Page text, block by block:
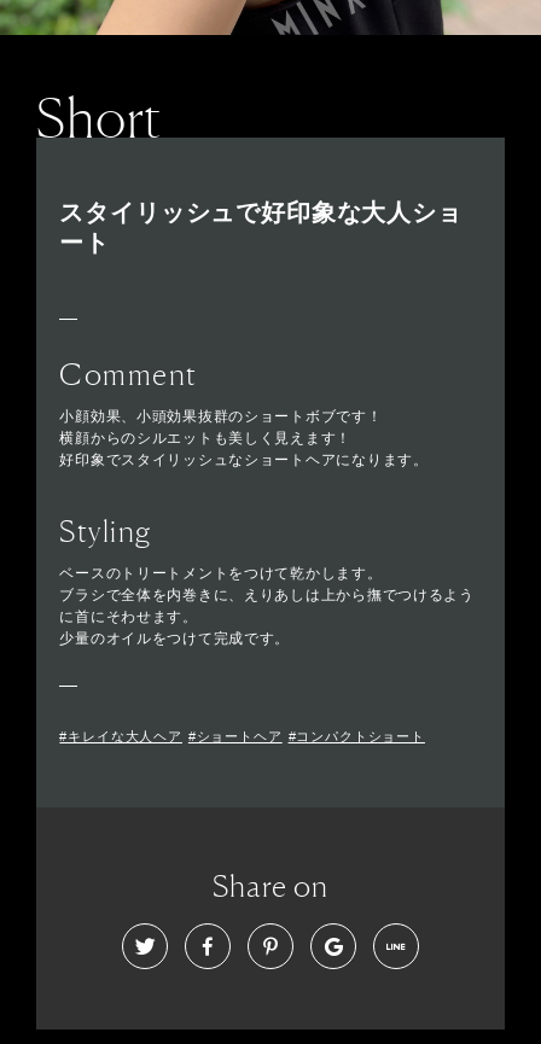
Short
スタイリッシュで好印象な大人ショ
ート
Comment
小顔効果、小頭効果抜群のショートボブです！
横顔からのシルエットも美しく見えます！
好印象でスタイリッシュなショートヘアになります。
Styling
ベースのトリートメントをつけて乾かします。
ブラシで全体を内巻きに、えりあしは上から撫でつけるよう
に首にそわせます。
少量のオイルをつけて完成です。
#キレイな大人ヘア #ショートヘア #コンパクトショート
Share on